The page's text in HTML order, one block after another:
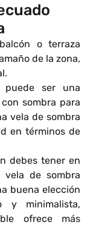
o terraza
de la zona,
puede ser una
sombra para
vela de sombra
en términos de
debes tener en
de sombra
buena elección
y minimalista,
ofrece más